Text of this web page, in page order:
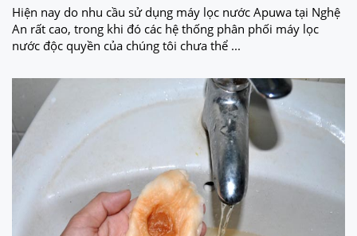
Hiện nay do nhu cầu sử dụng máy lọc nước Apuwa tại Nghệ
An rất cao, trong khi đó các hệ thống phân phối máy lọc
nước độc quyền của chúng tôi chưa thể ...